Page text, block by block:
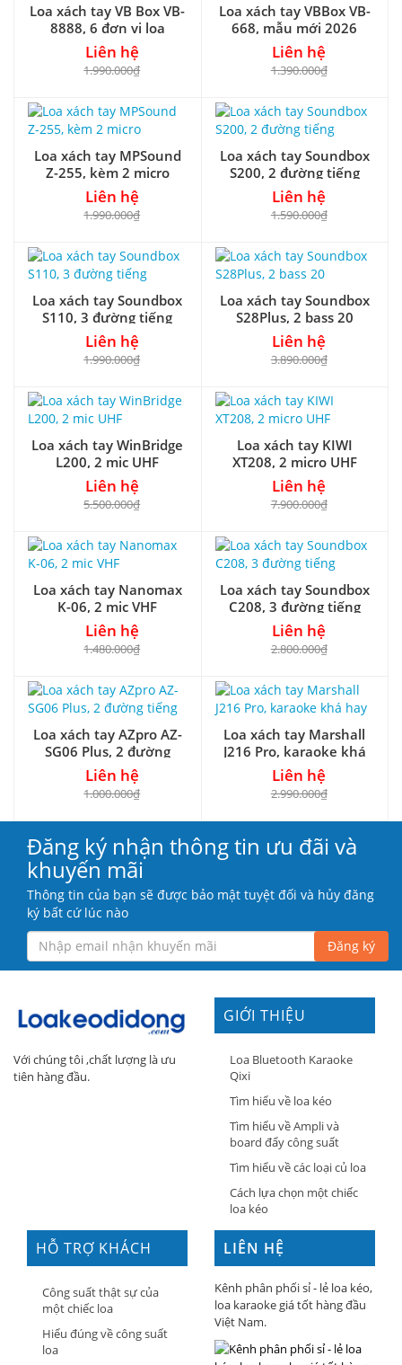
Loa xách tay VB Box VB-
8888, 6 đơn vị loa
Liên hệ
1.990.000₫
Loa xách tay VBBox VB-
668, mẫu mới 2026
Liên hệ
1.390.000₫
Loa xách tay MPSound
Z-255, kèm 2 micro
Liên hệ
1.990.000₫
Loa xách tay Soundbox
S200, 2 đường tiếng
Liên hệ
1.590.000₫
Loa xách tay Soundbox
S110, 3 đường tiếng
Liên hệ
1.990.000₫
Loa xách tay Soundbox
S28Plus, 2 bass 20
Liên hệ
3.890.000₫
Loa xách tay WinBridge
L200, 2 mic UHF
Liên hệ
5.500.000₫
Loa xách tay KIWI
XT208, 2 micro UHF
Liên hệ
7.900.000₫
Loa xách tay Nanomax
K-06, 2 mic VHF
Liên hệ
1.480.000₫
Loa xách tay Soundbox
C208, 3 đường tiếng
Liên hệ
2.800.000₫
Loa xách tay AZpro AZ-
SG06 Plus, 2 đường
tiếng
Liên hệ
1.000.000₫
Loa xách tay Marshall
J216 Pro, karaoke khá
hay
Liên hệ
2.990.000₫
Đăng ký nhận thông tin ưu đãi và
khuyến mãi
Thông tin của bạn sẽ được bảo mật tuyệt đối và hủy đăng
ký bất cứ lúc nào
Đăng ký
Với chúng tôi ,chất lượng là ưu
tiên hàng đầu.
GIỚI THIỆU
Loa Bluetooth Karaoke
Qixi
Tìm hiểu về loa kéo
Tìm hiểu về Ampli và
board đẩy công suất
Tìm hiểu về các loại củ loa
Cách lựa chọn một chiếc
loa kéo
HỖ TRỢ KHÁCH
HÀNG
Công suất thật sự của
một chiếc loa
Hiểu đúng về công suất
loa
LIÊN HỆ
Kênh phân phối sỉ - lẻ loa kéo,
loa karaoke giá tốt hàng đầu
Việt Nam.